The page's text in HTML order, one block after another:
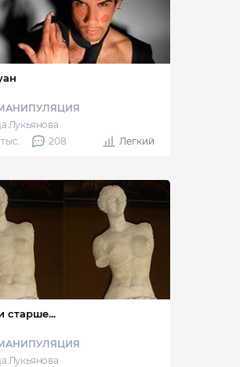
Лукьянова
208 Легкий
старше...
Лукьянова